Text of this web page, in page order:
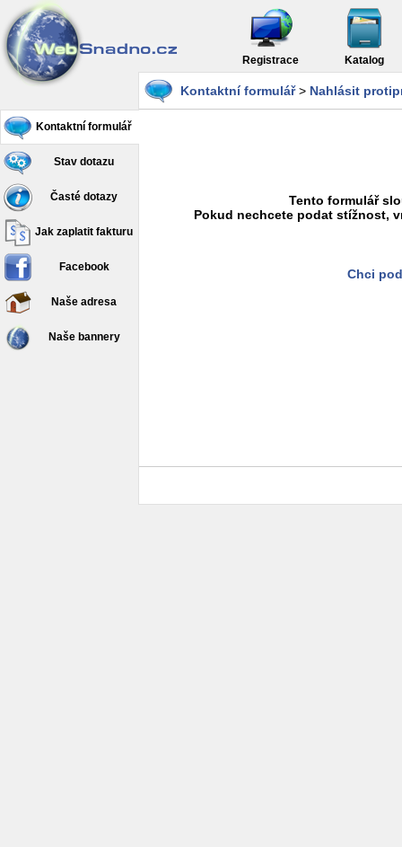
Registrace Katalog
Kontaktní formulář
Stav dotazu
Časté dotazy
Jak zaplatit fakturu
Facebook
Naše adresa
Naše bannery
Kontaktní formulář> Nahlásit
Tento formulář
Pokud nechcete podat stížnost,
Chci